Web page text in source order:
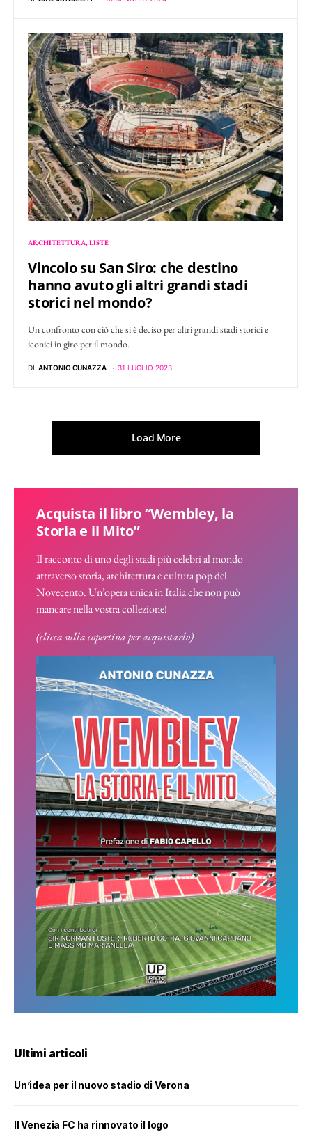
ARCHITETTURA LISTE
Vincolo su San Siro: che destino
hanno avuto gli altri grandi stadi
storici nel mondo?
Un confronto con ciò che si è deciso per altri grandi stadi storici e
iconici in giro per il mondo.
DI ANTONIO CUNAZZA 31 LUGLIO 2023
Load More
Acquista il libro “Wembley, la
Storia e il Mito”
Il racconto di uno degli stadi più celebri al mondo
attraverso storia, architettura e cultura pop del
Novecento. Un’opera unica in Italia che non può
mancare nella vostra collezione!
(clicca sulla copertina per acquistarlo)
Ultimi articoli
Un’idea per il nuovo stadio di Verona
Il Venezia FC ha rinnovato il logo